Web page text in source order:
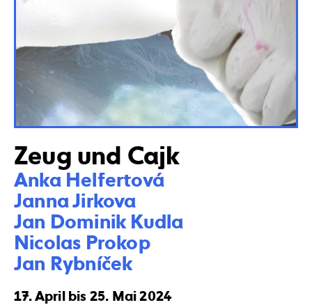
Zeug und Cajk
Anka Helfertová
Janna Jirkova
Jan Dominik Kudla
Nicolas Prokop
Jan Rybníček
17. April bis 25. Mai 2024